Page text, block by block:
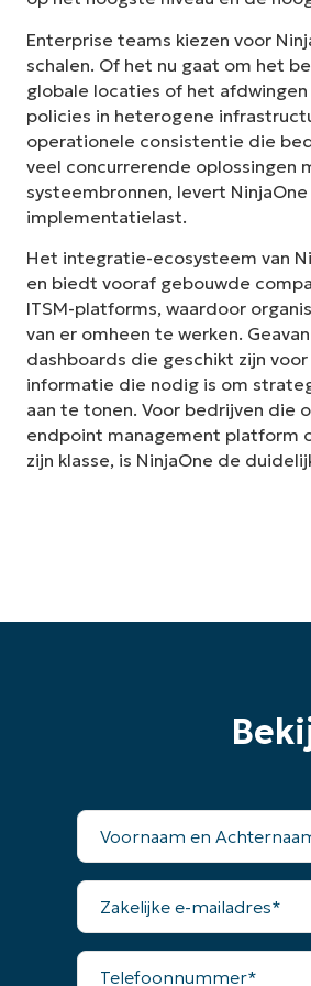
Enterprise teams kiezen voor
schalen. Of het nu gaat om het
globale locaties of het
policies in heterogene
operationele consistentie die
veel concurrerende oplossingen
systeembronnen, levert
implementatielast.
Het integratie-ecosysteem van
en biedt vooraf gebouwde
ITSM-platforms, waardoor
van er omheen te werken.
dashboards die geschikt zijn
informatie die nodig is om
aan te tonen. Voor bedrijven die
endpoint management platform
zijn klasse, is NinjaOne de
Voornaam
Achternaam*
Zakelijke
mailadres*
Telefoonnummer*